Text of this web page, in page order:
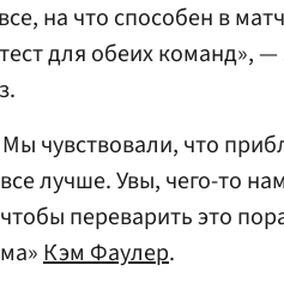
на что способен в
для обеих команд», —
чувствовали, что
лучше. Увы, чего-то
переварить это
Кэм Фаулер.